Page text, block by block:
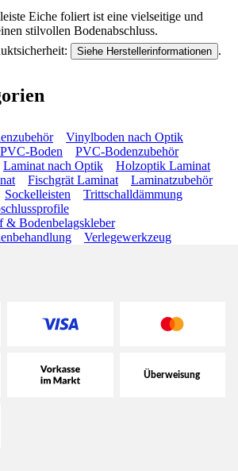
Eiche foliert ist eine vielseitige und
stilvollen Bodenabschluss.
Siehe Herstellerinformationen .
Vinylboden nach Optik
PVC-Boden
PVC-Bodenzubehör
Laminat nach Optik
Holzoptik Laminat
Fischgrät Laminat
Laminatzubehör
Sockelleisten
Trittschalldämmung
& Bodenbelagskleber
Verlegewerkzeug